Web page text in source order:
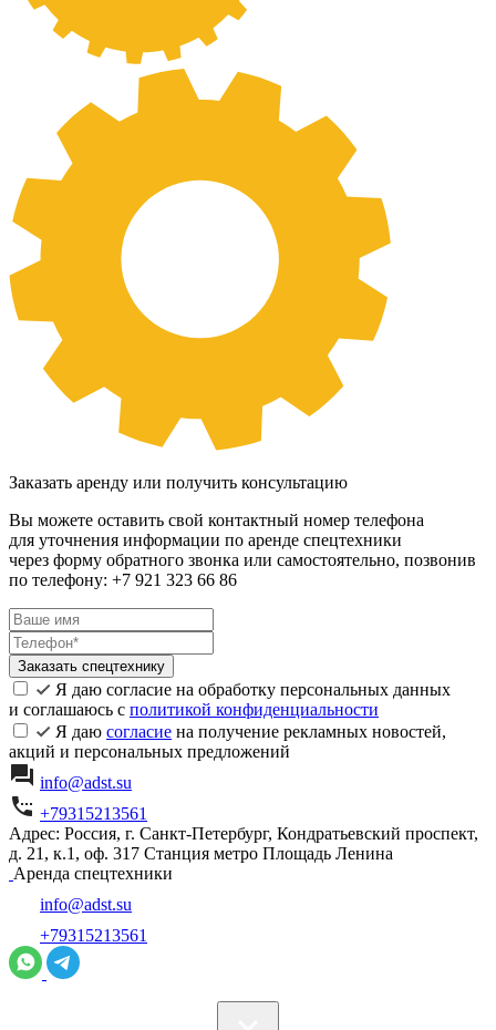
Заказать аренду или получить консультацию
Вы можете оставить свой контактный номер телефона
для уточнения информации по аренде спецтехники
через форму обратного звонка или самостоятельно, позвонив
по телефону: +7 921 323 66 86
Заказать спецтехнику
Я даю согласие на обработку персональных данных
и соглашаюсь с политикой конфиденциальности
Я даю согласие на получение рекламных новостей,
акций и персональных предложений
info@adst.su
+79315213561
Адрес: Россия, г. Санкт-Петербург, Кондратьевский проспект,
д. 21, к.1, оф. 317 Станция метро Площадь Ленина
Аренда спецтехники
info@adst.su
+79315213561